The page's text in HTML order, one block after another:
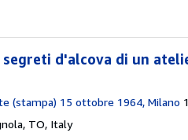
segreti d'alcova di un
(stampa) 15 ottobre 1964, Milano
TO, Italy